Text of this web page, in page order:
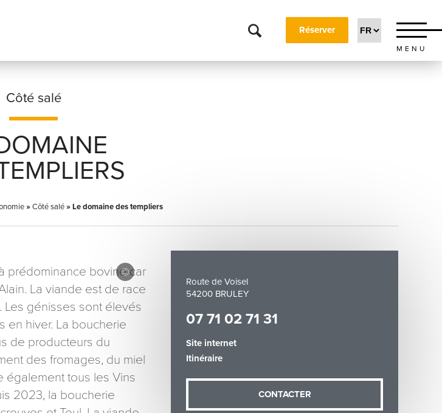
Réserver
MENU
Côté salé
»Côté salé»Le domaine des templiers
Route de Voisel
54200 BRULEY
07 71 02 71 31
Site internet
Itinéraire
CONTACTER
prédominance bovine car
La viande est de race
Les génisses sont élevés
en hiver. La boucherie
de producteurs du
des fromages, du miel
également tous les Vins
2023, la boucherie
Prénom
Adresse email*
sont nécessaires au traitement de votre demande (sauf
de rectification et d’opposition aux données vous
une demande par courriel à tourisme@departement54.fr